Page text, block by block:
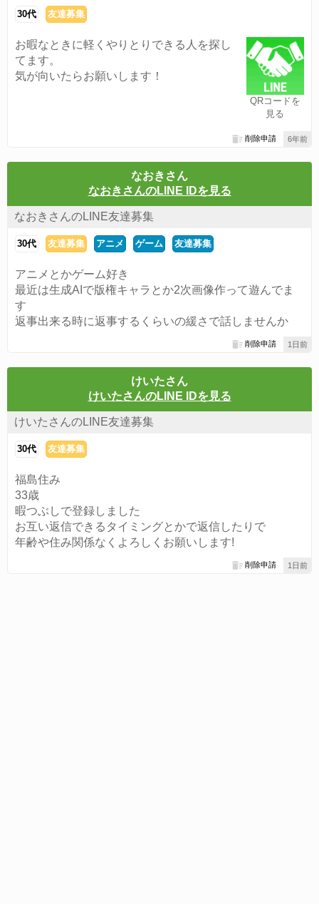
30代 友達募集
QRコードを
見る
お暇なときに軽くやりとりできる人を探し
てます。
気が向いたらお願いします！
6年前
削除申請
なおきさん
なおきさんのLINE IDを見る
なおきさんのLINE友達募集
30代 友達募集 アニメ ゲーム 友達募集
アニメとかゲーム好き
最近は生成AIで版権キャラとか2次画像作って遊んでま
す
返事出来る時に返事するくらいの緩さで話しませんか
1日前
削除申請
けいたさん
けいたさんのLINE IDを見る
けいたさんのLINE友達募集
30代 友達募集
福島住み
33歳
暇つぶしで登録しました
お互い返信できるタイミングとかで返信したりで
年齢や住み関係なくよろしくお願いします!
1日前
削除申請